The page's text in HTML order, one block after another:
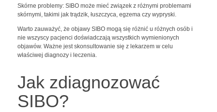
Skórne problemy: SIBO może mieć związek z różnymi problemami
skórnymi, takimi jak trądzik, łuszczyca, egzema czy wypryski.
Warto zauważyć, że objawy SIBO mogą się różnić u różnych osób i
nie wszyscy pacjenci doświadczają wszystkich wymienionych
objawów. Ważne jest skonsultowanie się z lekarzem w celu
właściwej diagnozy i leczenia.
Jak zdiagnozować
SIBO?